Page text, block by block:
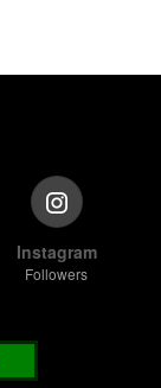
Instagram
Followers